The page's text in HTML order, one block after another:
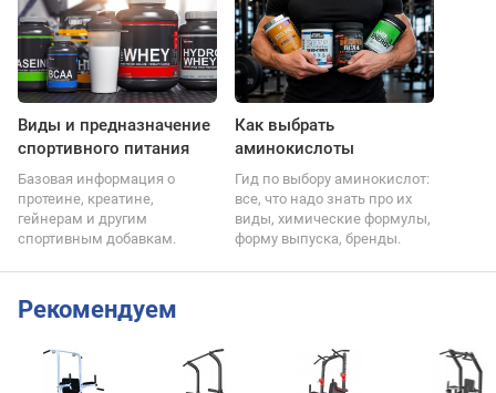
Виды и предназначение
спортивного питания
Базовая информация о
протеине, креатине,
гейнерам и другим
спортивным добавкам.
Как выбрать
аминокислоты
Гид по выбору аминокислот:
все, что надо знать про их
виды, химические формулы,
форму выпуска, бренды.
Рекомендуем